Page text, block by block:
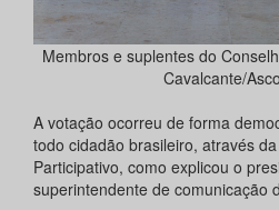
Membros e suplentes do
Cavalcante/
A votação ocorreu de forma
todo cidadão brasileiro, através
Participativo, como explicou o
superintendente de comunicação